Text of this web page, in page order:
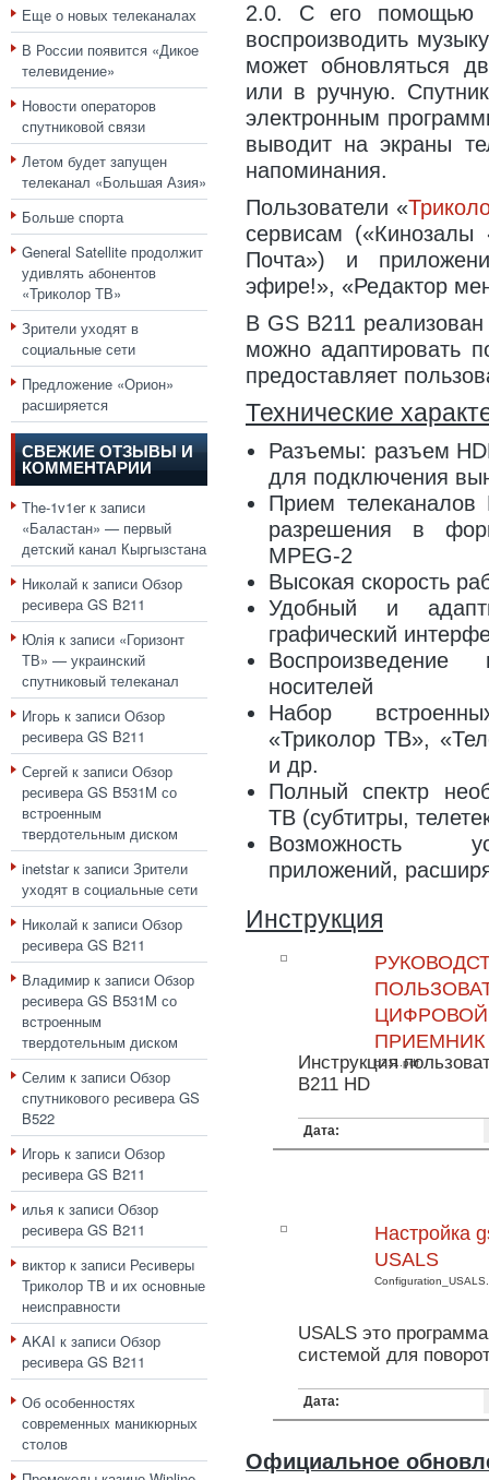
Еще о новых телеканалах
В России появится «Дикое
телевидение»
Новости операторов
спутниковой связи
Летом будет запущен
телеканал «Большая Азия»
Больше спорта
General Satellite продолжит
удивлять абонентов
«Триколор ТВ»
Зрители уходят в
социальные сети
Предложение «Орион»
расширяется
СВЕЖИЕ ОТЗЫВЫ И
КОММЕНТАРИИ
The-1v1erк записи
«Баластан» — первый
детский канал Кыргызстана
Николай к записи Обзор
ресивера GS B211
Юлія к записи «Горизонт
ТВ» — украинский
спутниковый телеканал
Игорь к записи Обзор
ресивера GS B211
Сергей к записи Обзор
ресивера GS B531M со
встроенным
твердотельным диском
inetstarк записи Зрители
уходят в социальные сети
Николай к записи Обзор
ресивера GS B211
Владимир к записи Обзор
ресивера GS B531M со
встроенным
твердотельным диском
Селим к записи Обзор
спутникового ресивера GS
B522
Игорь к записи Обзор
ресивера GS B211
илья к записи Обзор
ресивера GS B211
виктор к записи Ресиверы
Триколор ТВ и их основные
неисправности
AKAI к записи Обзор
ресивера GS B211
Об особенностях
современных маникюрных
столов
2.0. С его помощью
воспроизводить
может обновляться
или в ручную.
электронным
выводит на экраны
напоминания.
Пользователи «
сервисам
Почта») и
эфире!», «Редактор
В GS B211
можно адаптировать
предоставляет
Технические
Разъемы: разъем
для подключения
Прием телеканалов
разрешения в
MPEG-2
Высокая скорость
Удобный и
графический
носителей
Набор
«Триколор ТВ»,
и др.
Полный спектр
ТВ (субтитры,
Возможность
приложений,
Инструкция
ПРИЕМНИК
b211.pdf
Инструкция
B211 HD
Дата:
Настройка
USALS
USALS это
системой для
Дата:
Официальное